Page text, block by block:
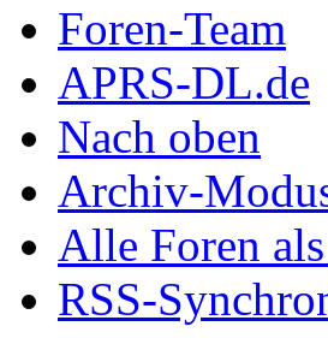
Foren-Team
APRS-DL.de
Nach oben
Archiv-
Alle Foren
RSS-